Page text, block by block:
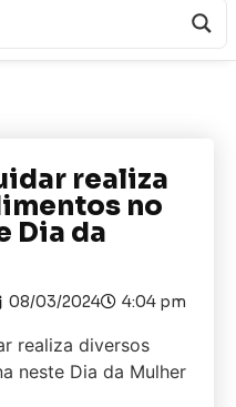
realiza
no
Dia da
08/03/2024 4:04 pm